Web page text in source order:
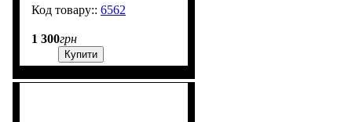
6562
1 300грн
Купити